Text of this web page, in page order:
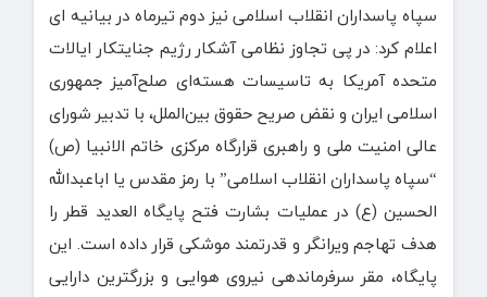
سپاه پاسداران انقلاب اسلامی نیز دوم تیرماه در بیانیه ای
اعلام کرد: در پی تجاوز نظامی آشکار رژیم جنایتکار ایالات
متحده آمریکا به تاسیسات هسته‌ای صلح‌آمیز جمهوری
اسلامی ایران و نقض صریح حقوق بین‌الملل، با تدبیر شورای
عالی امنیت ملی و راهبری قرارگاه مرکزی خاتم الانبیا (ص)
“سپاه پاسداران انقلاب اسلامی” با رمز مقدس یا اباعبدالله
الحسین (ع) در عملیات بشارت فتح پایگاه‌ العدید قطر را
هدف تهاجم ویرانگر و قدرتمند موشکی قرار داده است. این
پایگاه، مقر سرفرماندهی نیروی هوایی و بزرگترین دارایی